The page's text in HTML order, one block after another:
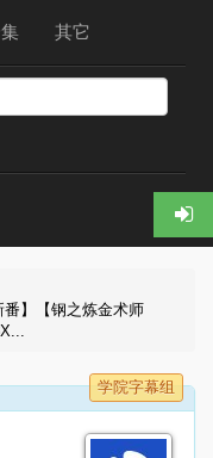
其它
番】【钢之炼金术师
学院字幕组